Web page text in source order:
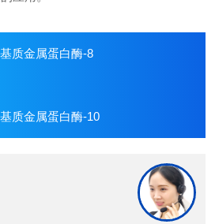
质金属蛋白酶-8
质金属蛋白酶-10